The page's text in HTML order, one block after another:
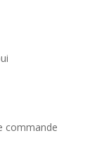
commande